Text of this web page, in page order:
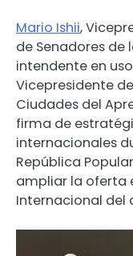
Mario Ishii,
de Senadores de
intendente en
Vicepresidente
Ciudades del
firma de
internacionales
República
ampliar la oferta
Internacional del